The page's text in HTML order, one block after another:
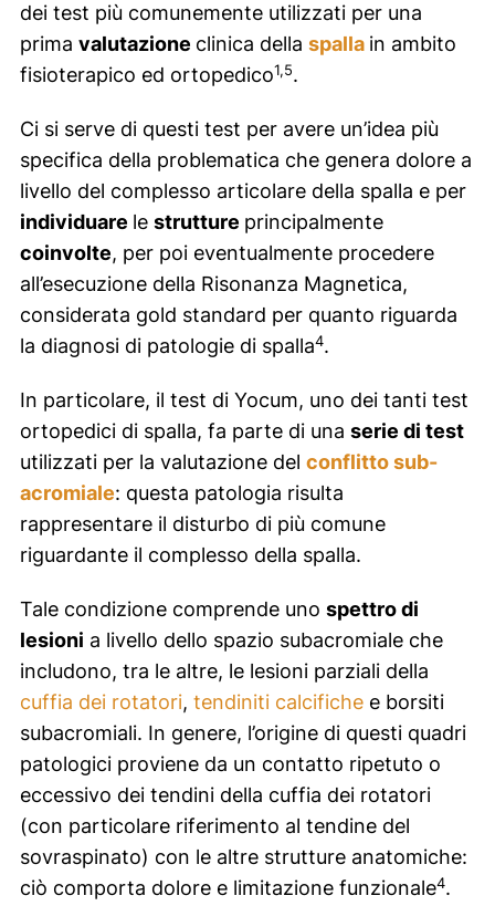
dei test più comunemente utilizzati per una
prima valutazione clinica della spalla in ambito
fisioterapico ed ortopedico1,5.
Ci si serve di questi test per avere un’idea più
specifica della problematica che genera dolore a
livello del complesso articolare della spalla e per
individuare le strutture principalmente
coinvolte, per poi eventualmente procedere
all’esecuzione della Risonanza Magnetica,
considerata gold standard per quanto riguarda
la diagnosi di patologie di spalla4.
In particolare, il test di Yocum, uno dei tanti test
ortopedici di spalla, fa parte di una serie di test
utilizzati per la valutazione del conflitto sub-
acromiale: questa patologia risulta
rappresentare il disturbo di più comune
riguardante il complesso della spalla.
Tale condizione comprende uno spettro di
lesioni a livello dello spazio subacromiale che
includono, tra le altre, le lesioni parziali della
cuffia dei rotatori, tendiniti calcifichee borsiti
subacromiali. In genere, l’origine di questi quadri
patologici proviene da un contatto ripetuto o
eccessivo dei tendini della cuffia dei rotatori
(con particolare riferimento al tendine del
sovraspinato) con le altre strutture anatomiche:
ciò comporta dolore e limitazione funzionale4.